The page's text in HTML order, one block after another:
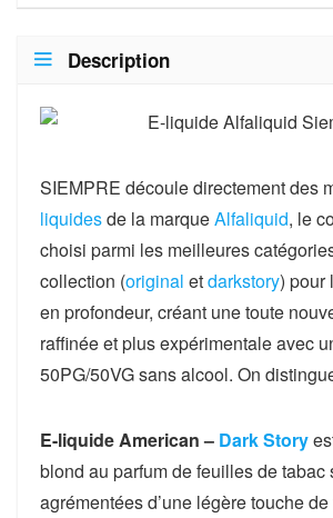
Description
SIEMPRE découle directement des
liquidesde la marqueAlfaliquid, le
choisi parmi les meilleures
collection (original etdarkstory) pour
en profondeur, créant une toute
raffinée et plus expérimentale avec
50PG/50VG sans alcool. On
E-liquide American – Dark Story
blond au parfum de feuilles de tabac
agrémentées d’une légère touche